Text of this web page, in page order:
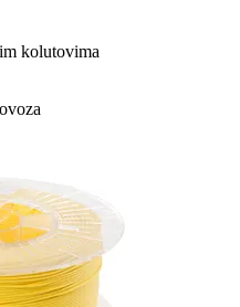
kolutovima